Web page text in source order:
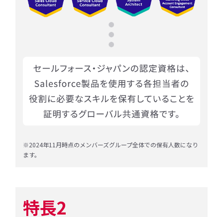
※2024年11月時点のメンバーズグループ全体での保有人数になり
ます。
特長2